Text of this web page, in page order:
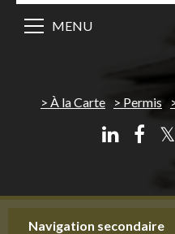
À la Carte Permis
𝕏
MENU
Navigation secondaire